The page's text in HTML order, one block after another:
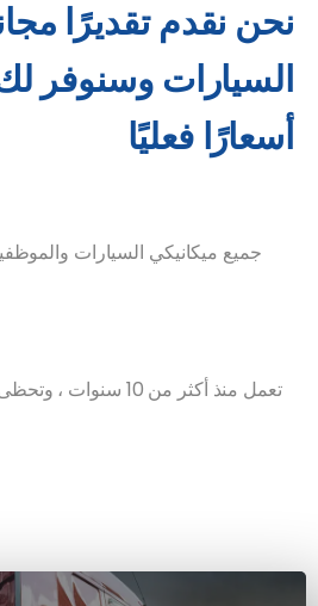
نحن نقدم تقديرًا
السيارات وسنوفر
أسعارًا فعليًا
جميع ميكانيكي السيارات
تعمل منذ أكثر من 10